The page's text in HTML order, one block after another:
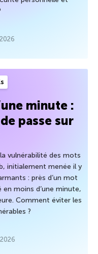
minute :
passe sur
vulnérabilité des mots
initialement menée il y
: près d’un mot
moins d’une minute,
Comment éviter les
?